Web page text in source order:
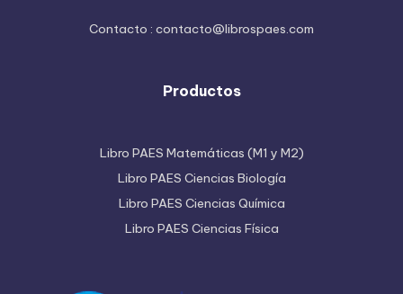
Contacto : contacto@librospaes.com
Productos
Libro PAES Matemáticas (M1 y M2)
Libro PAES Ciencias Biología
Libro PAES Ciencias Química
Libro PAES Ciencias Física